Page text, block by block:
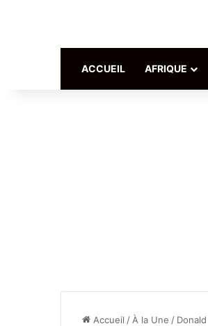
ACCUEIL AFRIQUE
Accueil / À la Une /